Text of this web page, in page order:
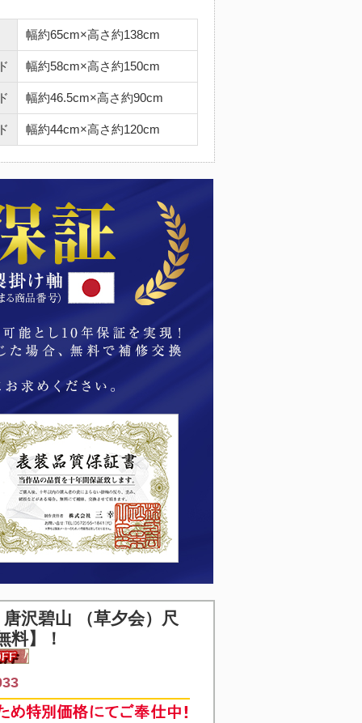
幅約65cm×高さ約138cm
幅約58cm×高さ約150cm
幅約46.5cm×高さ約90cm
幅約44cm×高さ約120cm
沢碧山 （草夕会）尺
】！